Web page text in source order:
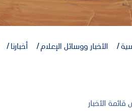
الأخبار ووسائل الإعلام أخبارنا
قائمة الأخبار